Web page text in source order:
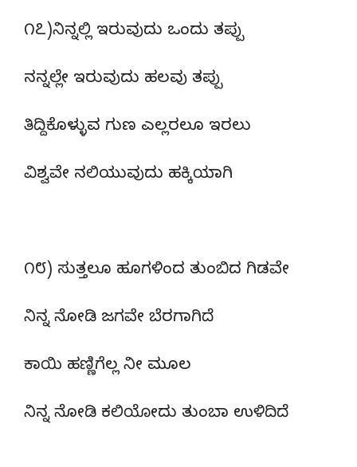
೧೭)ನಿನ್ನಲ್ಲಿ ಇರುವುದು ಒಂದು ತಪ್ಪು
ನನ್ನಲ್ಲೇ ಇರುವುದು ಹಲವು ತಪ್ಪು
ತಿದ್ದಿಕೊಳ್ಳುವ ಗುಣ ಎಲ್ಲರಲೂ ಇರಲು
ವಿಶ್ವವೇ ನಲಿಯುವುದು ಹಕ್ಕಿಯಾಗಿ
೧೮) ಸುತ್ತಲೂ ಹೂಗಳಿಂದ ತುಂಬಿದ ಗಿಡವೇ
ನಿನ್ನ ನೋಡಿ ಜಗವೇ ಬೆರಗಾಗಿದೆ
ಕಾಯಿ ಹಣ್ಣಿಗೆಲ್ಲ ನೀ ಮೂಲ
ನಿನ್ನ ನೋಡಿ ಕಲಿಯೋದು ತುಂಬಾ ಉಳಿದಿದೆ